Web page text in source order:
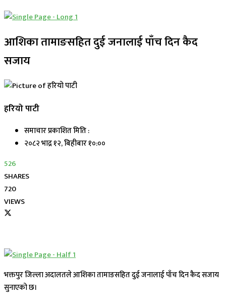
आशिका तामाङसहित दुई जनालाई पाँच दिन कैद
सजाय
हरियो पाटी
समाचार प्रकाशित मिति :
२०८२ भाद्र १२, बिहीबार १०:००
526
SHARES
720
VIEWS
भक्तपुर जिल्ला अदालतले आशिका तामाङसहित दुई जनालाई पाँच दिन कैद सजाय
सुनाएको छ।